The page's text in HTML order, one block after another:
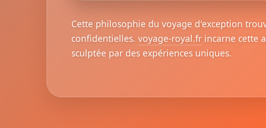
Cette philosophie du voyage d'exception
confidentielles. voyage-royal.fr incarne cette
sculptée par des expériences uniques.